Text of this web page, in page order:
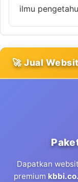
ilmu
🚀 Jual
Dapatkan
premium